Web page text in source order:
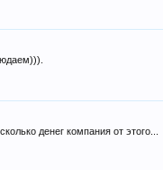
денег компания от этого...